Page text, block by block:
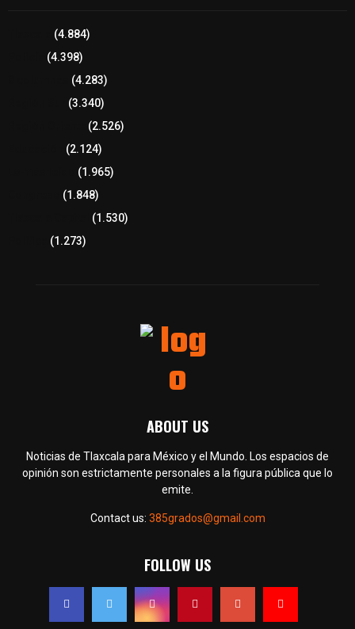
(4.884)
(4.398)
(4.283)
(3.340)
(2.526)
(2.124)
(1.965)
(1.848)
(1.530)
(1.273)
ABOUT US
Noticias de Tlaxcala para México y el Mundo. Los espacios de
opinión son estrictamente personales a la figura pública que lo
emite.
Contact us: 385grados@gmail.com
FOLLOW US